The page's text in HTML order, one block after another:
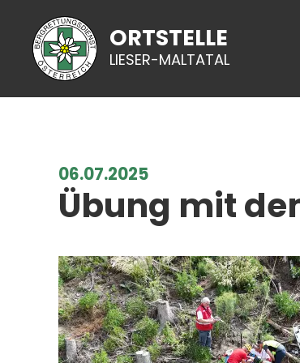
ORTSTELLE
LIESER-MALTATAL
06.07.2025
Übung mit